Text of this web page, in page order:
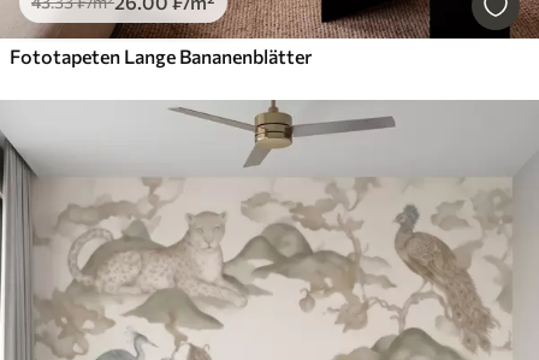
Fototapeten Lange Bananenblätter